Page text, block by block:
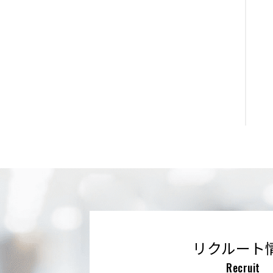
リクルート
Recruit